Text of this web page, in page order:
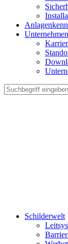
Unternehmen
Schilderwelt